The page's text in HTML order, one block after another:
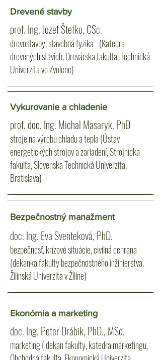
Drevené stavby
prof. Ing. Jozef Štefko, CSc.
drevostavby, stavebná fyzika - (Katedra
drevených stavieb, Drevárska fakulta, Technická
Univerzita vo Zvolene)
Vykurovanie a chladenie
prof. doc. Ing. Michal Masaryk, PhD
stroje na výrobu chladu a tepla (Ústav
energetických strojov a zariadení, Strojnícka
fakulta, Slovenska Technická Univerzita,
Bratislava)
Bezpečnostný manažment
doc. Ing. Eva Sventeková, PhD.
bezpečnosť, krízové situácie, civilná ochrana
(dekanka fakulty bezpečnostného inžinierstva,
Žilinská Univerzita v Žiline)
Ekonómia a marketing
doc. Ing. Peter Drábik, PhD., MSc.
marketing ( dekan fakulty, katedra marketingu,